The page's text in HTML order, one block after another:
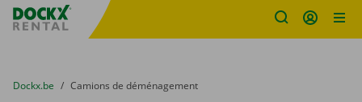
sitename
You are here:
du
Dockx.be to
Camions de déménagement